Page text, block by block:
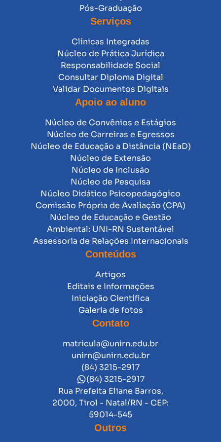
Pós-Graduação
Serviços
Clínicas Integradas
Núcleo de Prática Jurídica
Responsabilidade Social
Consultar Diploma Digital
Validar Documentos Digitais
Apoio ao aluno
Núcleo de Convênios e Estágios
Núcleo de Carreiras e Egressos
Núcleo de Educação a Distância (NEaD)
Núcleo de Extensão
Núcleo de Inclusão
Núcleo de Pesquisa
Núcleo Didático Psicopedagógico
Comissão Própria de Avaliação (CPA)
Núcleo de Educação e Gestão
Ambiental: UNI-RN Sustentável
Assessoria de Relações Internacionais
Conteúdos
Artigos
Editais e Informações
Iniciação Científica
Galeria de fotos
Contato
matricula@unirn.edu.br
unirn@unirn.edu.br
(84) 3215-2917
(84) 3215-2917
Rua Prefeita Eliane Barros,
2000, Tirol - Natal/RN - CEP:
59014-545
Outros